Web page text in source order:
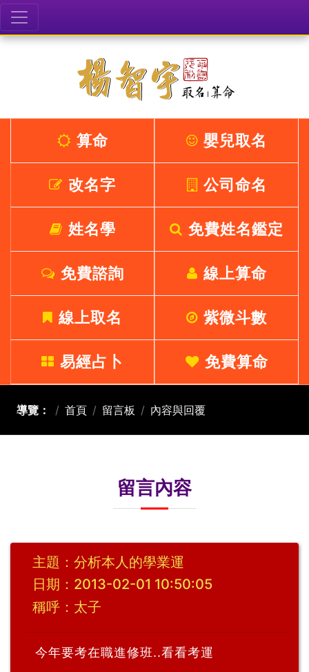
算命 嬰兒取名
改名字 公司命名
姓名學 免費姓名鑑定
免費諮詢 線上算命
線上取名 紫微斗數
易經占卜 免費算命
導覽： 首頁 留言板 內容與回覆
留言內容
主題：分析本人的學業運
日期：2013-02-01 10:50:05
稱呼：太子
今年要考在職進修班..看看考運